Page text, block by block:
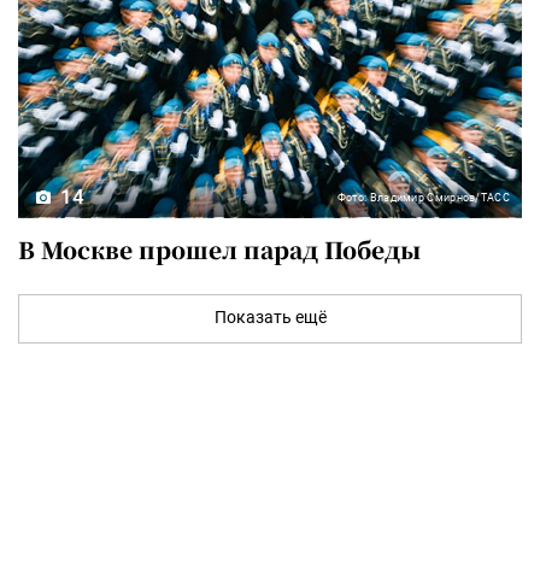
14 Фото: Владимир Смирнов/ТАСС
В Москве прошел парад Победы
Показать ещё